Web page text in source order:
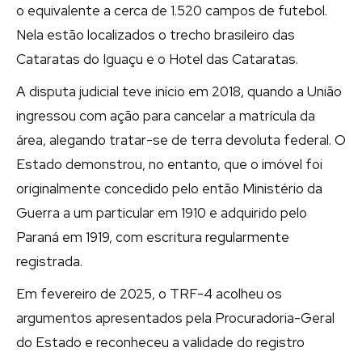
o equivalente a cerca de 1.520 campos de futebol.
Nela estão localizados o trecho brasileiro das
Cataratas do Iguaçu e o Hotel das Cataratas.
A disputa judicial teve início em 2018, quando a União
ingressou com ação para cancelar a matrícula da
área, alegando tratar-se de terra devoluta federal. O
Estado demonstrou, no entanto, que o imóvel foi
originalmente concedido pelo então Ministério da
Guerra a um particular em 1910 e adquirido pelo
Paraná em 1919, com escritura regularmente
registrada.
Em fevereiro de 2025, o TRF-4 acolheu os
argumentos apresentados pela Procuradoria-Geral
do Estado e reconheceu a validade do registro